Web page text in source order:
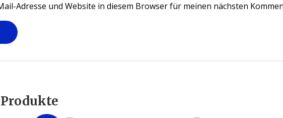
Adresse und Website in diesem Browser für meinen nächsten